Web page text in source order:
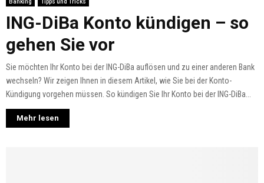
Banking Tipps und Tricks
ING-DiBa Konto kündigen – so
gehen Sie vor
Sie möchten Ihr Konto bei der ING-DiBa auflösen und zu einer anderen Bank
wechseln? Wir zeigen Ihnen in diesem Artikel, wie Sie bei der Konto-
Kündigung vorgehen müssen. So kündigen Sie Ihr Konto bei der ING-DiBa...
Mehr lesen